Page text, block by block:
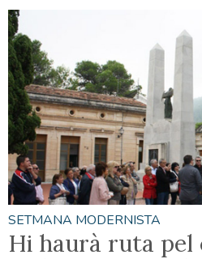
SETMANA MODERNISTA
Hi haurà ruta pel